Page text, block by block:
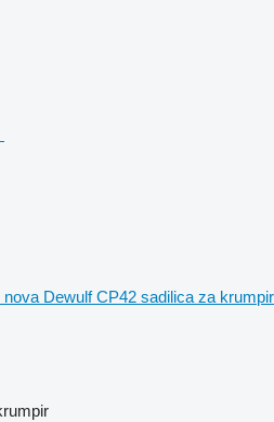
nova Dewulf CP42 sadilica za krumpir